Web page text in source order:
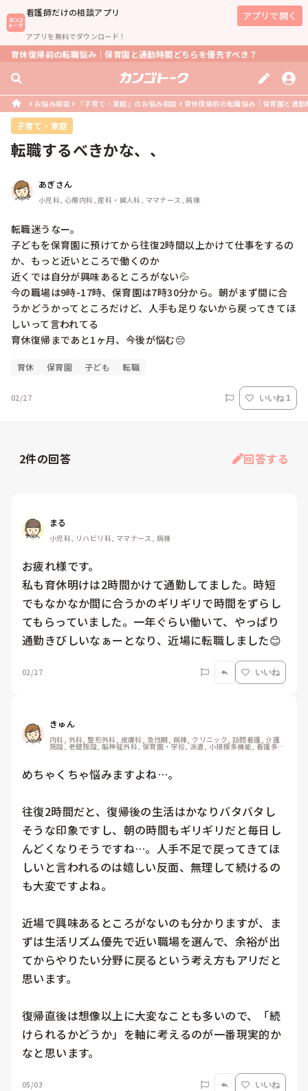
看護師だけの相談アプリ
アプリを無料でダウンロード！
アプリで開く
育休復帰前の転職悩み｜保育園と通勤時間どちらを優先すべき？
お悩み相談 「子育て・家庭」のお悩み相談 育休復帰前の転職悩み｜保育園と通
子育て・家庭
転職するべきかな、、
あぎさん
小児科, 心療内科, 産科・婦人科, ママナース, 病棟
転職迷うなー。
子どもを保育園に預けてから往復2時間以上かけて仕事をするの
か、もっと近いところで働くのか
近くでは自分が興味あるところがない💦
今の職場は9時-17時、保育園は7時30分から。朝がまず間に合
うかどうかってところだけど、人手も足りないから戻ってきてほ
しいって言われてる
育休復帰まであと1ヶ月、今後が悩む😔
育休 保育園 子ども 転職
02/27 いいね 1
2件の回答 回答する
まる
小児科, リハビリ科, ママナース, 病棟
お疲れ様です。
私も育休明けは2時間かけて通勤してました。時短
でもなかなか間に合うかのギリギリで時間をずらし
てもらっていました。一年ぐらい働いて、やっぱり
通勤きびしいなぁーとなり、近場に転職しました😊
02/27 いいね
きゅん
内科, 外科, 整形外科, 皮膚科, 急性期, 病棟, クリニック, 訪問看護, 介護
施設, 老健施設, 脳神経外科, 保育園・学校, 派遣, 小規模多機能, 看護多機
能
めちゃくちゃ悩みますよね…。
往復2時間だと、復帰後の生活はかなりバタバタし
そうな印象ですし、朝の時間もギリギリだと毎日し
んどくなりそうですね…。人手不足で戻ってきてほ
しいと言われるのは嬉しい反面、無理して続けるの
も大変ですよね。
近場で興味あるところがないのも分かりますが、ま
ずは生活リズム優先で近い職場を選んで、余裕が出
てからやりたい分野に戻るという考え方もアリだと
思います。
復帰直後は想像以上に大変なことも多いので、「続
けられるかどうか」を軸に考えるのが一番現実的か
なと思います。
05/03 いいね